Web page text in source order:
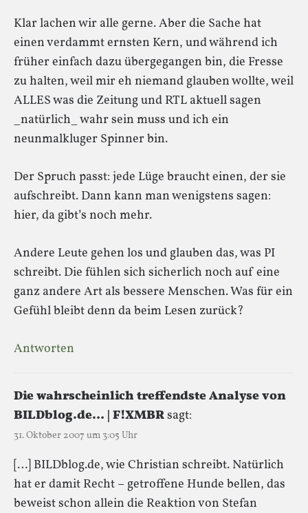
Klar lachen wir alle gerne. Aber die Sache hat
einen verdammt ernsten Kern, und während ich
früher einfach dazu übergegangen bin, die Fresse
zu halten, weil mir eh niemand glauben wollte, weil
ALLES was die Zeitung und RTL aktuell sagen
_natürlich_ wahr sein muss und ich ein
neunmalkluger Spinner bin.
Der Spruch passt: jede Lüge braucht einen, der sie
aufschreibt. Dann kann man wenigstens sagen:
hier, da gibt’s noch mehr.
Andere Leute gehen los und glauben das, was PI
schreibt. Die fühlen sich sicherlich noch auf eine
ganz andere Art als bessere Menschen. Was für ein
Gefühl bleibt denn da beim Lesen zurück?
Antworten
Die wahrscheinlich treffendste Analyse von
BILDblog.de… | F!XMBRsagt:
31. Oktober 2007 um 3:05 Uhr
[…] BILDblog.de, wie Christian schreibt. Natürlich
hat er damit Recht – getroffene Hunde bellen, das
beweist schon allein die Reaktion von Stefan